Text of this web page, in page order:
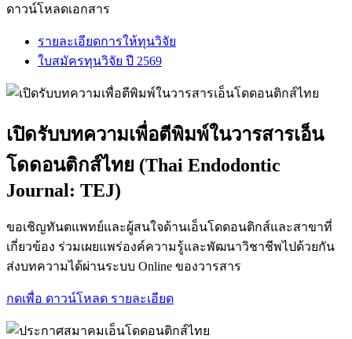
ดาวน์โหลดเอกสาร
รายละเอียดการให้ทุนวิจัย
ใบสมัครทุนวิจัย ปี 2569
เปิดรับบทความเพื่อตีพิมพ์ในวารสารเอ็น
โดดอนติกส์ไทย (Thai Endodontic
Journal: TEJ)
ขอเชิญทันตแพทย์และผู้สนใจด้านเอ็นโดดอนติกส์และสาขาที่
เกี่ยวข้อง ร่วมเผยแพร่องค์ความรู้และพัฒนาวิชาชีพไปด้วยกัน
ส่งบทความได้ผ่านระบบ Online ของวารสาร
กดเพื่อ ดาวน์โหลด รายละเอียด